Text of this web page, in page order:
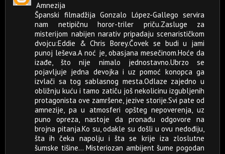
Amnezija
Španski filmadžija Gonzalo López-Gallego servira
nam netipičnu horor-triler priču.Zasluge za
misterijom nabijen narativ pripadaju scenarističkom
dvojcu:Eddie & Chris Borey.Čovek se budi u jami
punoj leševa.A noć je, obasjana mesečinom.Hoće da
izađe, što nije nimalo jednostavno.Ubrzo se
pojavljuje jedna devojka i uz pomoć konopca ga
izvlači sa tog sablasnog mesta.Odlaze zajedno u
obližnju kuću i tamo zatiču još nekolicinu izgubljenih
protagonista ove zamršene, jezive storije.Svi pate od
amnezije, pa u atmosferi opšteg nepoverenja, uz
puno opreza, nastoje da pronađu odgovore na
brojna pitanja.Ko su, odakle su došli u ovu nedođiju,
šta ih čeka napolju i šta se krije iza zloslutne
šumske tišine... Misteriozan ambijent šume pogodan